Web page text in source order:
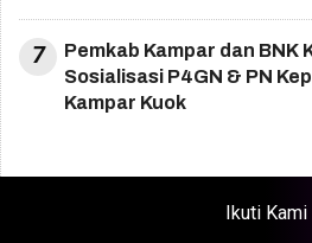
7
Pemkab Kampar dan BNK
Sosialisasi P4GN & PN
Kampar Kuok
Ikuti Kami